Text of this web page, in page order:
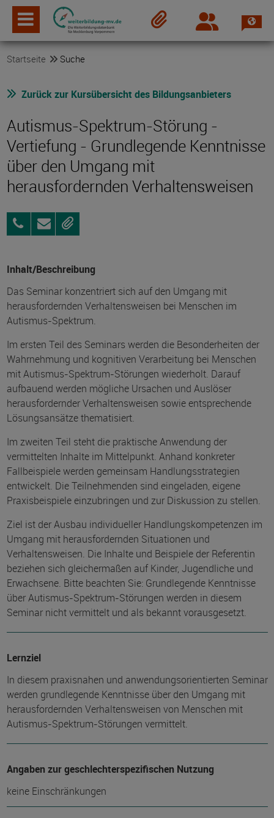
Login
Startseite Suche
Zurück zur Kursübersicht des Bildungsanbieters
Autismus-Spektrum-Störung -
Vertiefung - Grundlegende Kenntnisse
über den Umgang mit
herausfordernden Verhaltensweisen
0395
5693-
AnfragenMerken
Inhalt/Beschreibung
Das Seminar konzentriert sich auf den Umgang mit
herausfordernden Verhaltensweisen bei Menschen im
Autismus-Spektrum.
Im ersten Teil des Seminars werden die Besonderheiten der
Wahrnehmung und kognitiven Verarbeitung bei Menschen
mit Autismus-Spektrum-Störungen wiederholt. Darauf
aufbauend werden mögliche Ursachen und Auslöser
herausfordernder Verhaltensweisen sowie entsprechende
Lösungsansätze thematisiert.
Im zweiten Teil steht die praktische Anwendung der
vermittelten Inhalte im Mittelpunkt. Anhand konkreter
Fallbeispiele werden gemeinsam Handlungsstrategien
entwickelt. Die Teilnehmenden sind eingeladen, eigene
Praxisbeispiele einzubringen und zur Diskussion zu stellen.
Ziel ist der Ausbau individueller Handlungskompetenzen im
Umgang mit herausfordernden Situationen und
Verhaltensweisen. Die Inhalte und Beispiele der Referentin
beziehen sich gleichermaßen auf Kinder, Jugendliche und
Erwachsene. Bitte beachten Sie: Grundlegende Kenntnisse
über Autismus-Spektrum-Störungen werden in diesem
Seminar nicht vermittelt und als bekannt vorausgesetzt.
Lernziel
In diesem praxisnahen und anwendungsorientierten Seminar
werden grundlegende Kenntnisse über den Umgang mit
herausfordernden Verhaltensweisen von Menschen mit
Autismus-Spektrum-Störungen vermittelt.
Angaben zur geschlechterspezifischen Nutzung
keine Einschränkungen